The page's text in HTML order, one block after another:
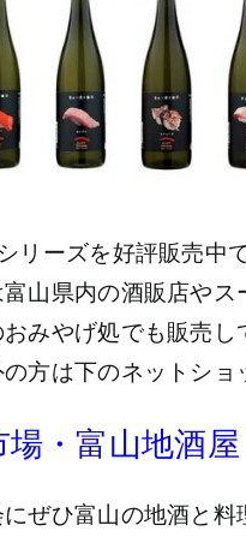
リーズを好評販売中で
山県内の酒販店やス
みやげ処でも販売し
方は下のネットショ
場・富山地酒屋
ぜひ富山の地酒と料